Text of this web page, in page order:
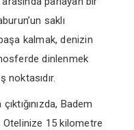
saklı
kalmak, denizin
dinlenmek
noktasıdır.
Badem
Otelinize 15 kilometre